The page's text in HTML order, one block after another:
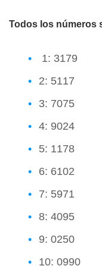
Todos los números
1: 3179
2: 5117
3: 7075
4: 9024
5: 1178
6: 6102
7: 5971
8: 4095
9: 0250
10: 0990